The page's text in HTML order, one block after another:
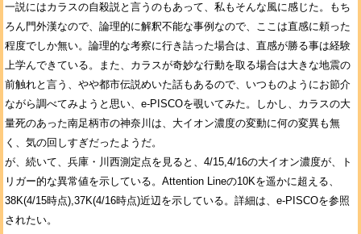
一説にはカラスの自殺説と言うのもあって、私もそんな風に感じた。もち
ろん門外漢なので、論理的に解釈不能な事例なので、ここは直感に頼った
程度でしか無い。論理的な考察に行き詰った場合は、直感が勝る事は経験
上学んできている。また、カラスが奇妙な行動を取る場合は大きな地震の
前触れと言う、やや都市伝説めいた話もあるので、いつものようにお節介
ながら調べてみようと思い、e-PISCOを覗いてみた。しかし、カラスの大
量死のあった南足柄市の神奈川は、大イオン濃度の変動に何の変異も無
く、気の回しすぎだったようだ。
が、続いて、兵庫・川西測定点を見ると、4/15,4/16の大イオン濃度が、ト
リガー的な異常値を示している。Attention Lineの10Kを遥かに超える、
38K(4/15時点),37K(4/16時点)近辺を示している。詳細は、e-PISCOを参照
されたい。